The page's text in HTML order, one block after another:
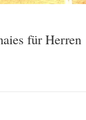
für Herren